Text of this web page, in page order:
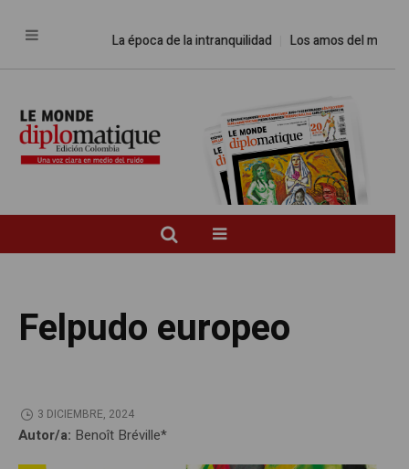
La época de la intranquilidad Los amos del mundo
Felpudo europeo
3 DICIEMBRE, 2024
Autor/a: Benoît Bréville*